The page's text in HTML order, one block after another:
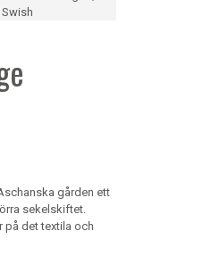
gården ett
sekelskiftet.
på det textila och